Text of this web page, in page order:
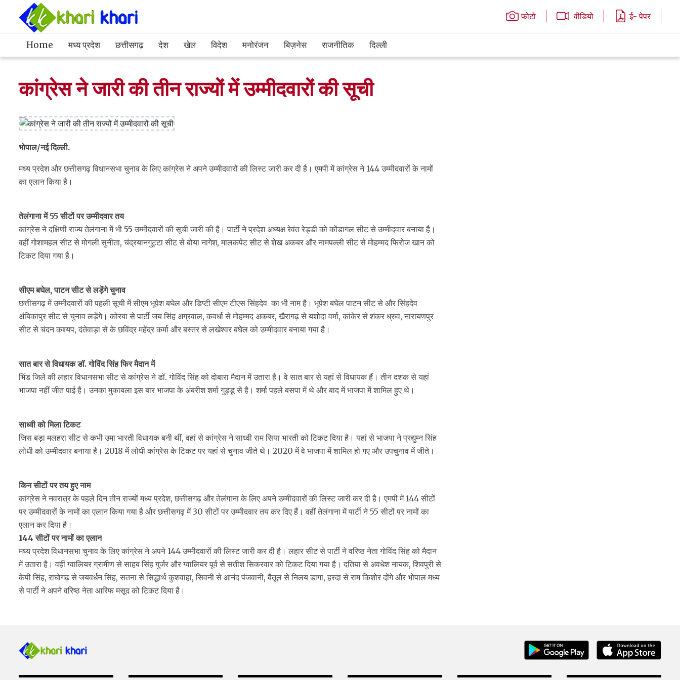
फोटो वीडियो ई- पेपर
Home मध्य प्रदेश छत्तीसगढ़ देश खेल विदेश मनोरंजन बिज़नेस राजनीतिक दिल्ली
कांग्रेस ने जारी की तीन राज्यों में उम्मीदवारों की सूची
भोपाल/नई दिल्ली.
मध्य प्रदेश और छत्तीसगढ़ विधानसभा चुनाव के लिए कांग्रेस ने अपने उम्मीदवारों की लिस्ट जारी कर दी है। एमपी में कांग्रेस ने 144 उम्मीदवारों के नामों
का एलान किया है।
तेलंगाना में 55 सीटों पर उम्मीदवार तय
कांग्रेस ने दक्षिणी राज्य तेलंगाना में भी 55 उम्मीदवारों की सूची जारी की है। पार्टी ने प्रदेश अध्यक्ष रेवंत रेड्डी को कोंडागल सीट से उम्मीदवार बनाया है।
वहीं गोशामहल सीट से मोगली सुनीता, चंद्रयानगुट्टा सीट से बोया नागेश, मालकपेट सीट से शेख अकबर और नामपल्ली सीट से मोहम्मद फिरोज खान को
टिकट दिया गया है।
सीएम बघेल, पाटन सीट से लड़ेंगे चुनाव
छत्तीसगढ़ में उम्मीदवारों की पहली सूची में सीएम भूपेश बघेल और डिप्टी सीएम टीएस सिंहदेव का भी नाम है। भूपेश बघेल पाटन सीट से और सिंहदेव
अंबिकापुर सीट से चुनाव लड़ेंगे। कोरबा से पार्टी जय सिंह अग्रवाल, कवर्धा से मोहम्मद अकबर, खैरागढ़ से यशोदा वर्मा, कांकेर से शंकर ध्रुव, नारायणपुर
सीट से चंदन कश्यप, दंतेवाड़ा से के छविंद्र महेंद्र कर्मा और बस्तर से लखेश्वर बघेल को उम्मीदवार बनाया गया है।
सात बार से विधायक डॉ. गोविंद सिंह फिर मैदान में
भिंड जिले की लहार विधानसभा सीट से कांग्रेस ने डॉ. गोविंद सिंह को दोबारा मैदान में उतारा है। वे सात बार से यहां से विधायक हैं। तीन दशक से यहां
भाजपा नहीं जीत पाई है। उनका मुकाबला इस बार भाजपा के अंबरीश शर्मा गुड्डू से है। शर्मा पहले बसपा में थे और बाद में भाजपा में शामिल हुए थे।
साध्वी को मिला टिकट
जिस बड़ा मलहरा सीट से कभी उमा भारती विधायक बनी थीं, वहां से कांग्रेस ने साध्वी राम सिया भारती को टिकट दिया है। यहां से भाजपा ने प्रद्युम्न सिंह
लोधी को उम्मीदवार बनाया है। 2018 में लोधी कांग्रेस के टिकट पर यहां से चुनाव जीते थे। 2020 में वे भाजपा में शामिल हो गए और उपचुनाव में जीते।
किन सीटों पर तय हुए नाम
कांग्रेस ने नवरात्र के पहले दिन तीन राज्यों मध्य प्रदेश, छत्तीसगढ़ और तेलंगाना के लिए अपने उम्मीदवारों की लिस्ट जारी कर दी है। एमपी में 144 सीटों
पर उम्मीदवारों के नामों का एलान किया गया है और छत्तीसगढ़ में 30 सीटों पर उम्मीदवार तय कर दिए हैं। वहीं तेलंगाना में पार्टी ने 55 सीटों पर नामों का
एलान कर दिया है।
144 सीटों पर नामों का एलान
मध्य प्रदेश विधानसभा चुनाव के लिए कांग्रेस ने अपने 144 उम्मीदवारों की लिस्ट जारी कर दी है। लहार सीट से पार्टी ने वरिष्ठ नेता गोविंद सिंह को मैदान
में उतारा है। वहीं ग्वालियर ग्रामीण से साहब सिंह गुर्जर और ग्वालियर पूर्व से सतीश सिकरवार को टिकट दिया गया है। दतिया से अवधेश नायक, शिवपुरी से
केपी सिंह, राघोगढ़ से जयवर्धन सिंह, सतना से सिद्धार्थ कुशवाहा, सिवनी से आनंद पंजवानी, बैतूल से निलय डागा, हरदा से राम किशोर दोंगे और भोपाल मध्य
से पार्टी ने अपने वरिष्ठ नेता आरिफ मसूद को टिकट दिया है।